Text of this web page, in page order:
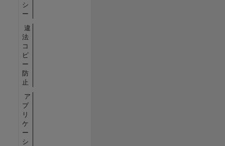
シ
ー
違
法
コ
ピ
ー
防
止
ア
プ
リ
ケ
ー
シ